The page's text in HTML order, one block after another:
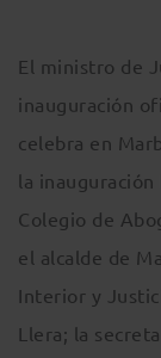
El ministro de
inauguración
celebra en
la
Colegio de
el alcalde de
Interior y
Llera; la